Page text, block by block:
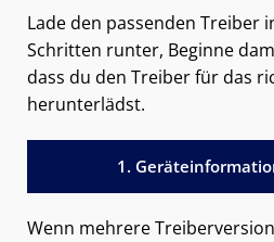
Lade den passenden Treiber
Schritten runter, Beginne
dass du den Treiber für das
herunterlädst.
1.
Wenn mehrere